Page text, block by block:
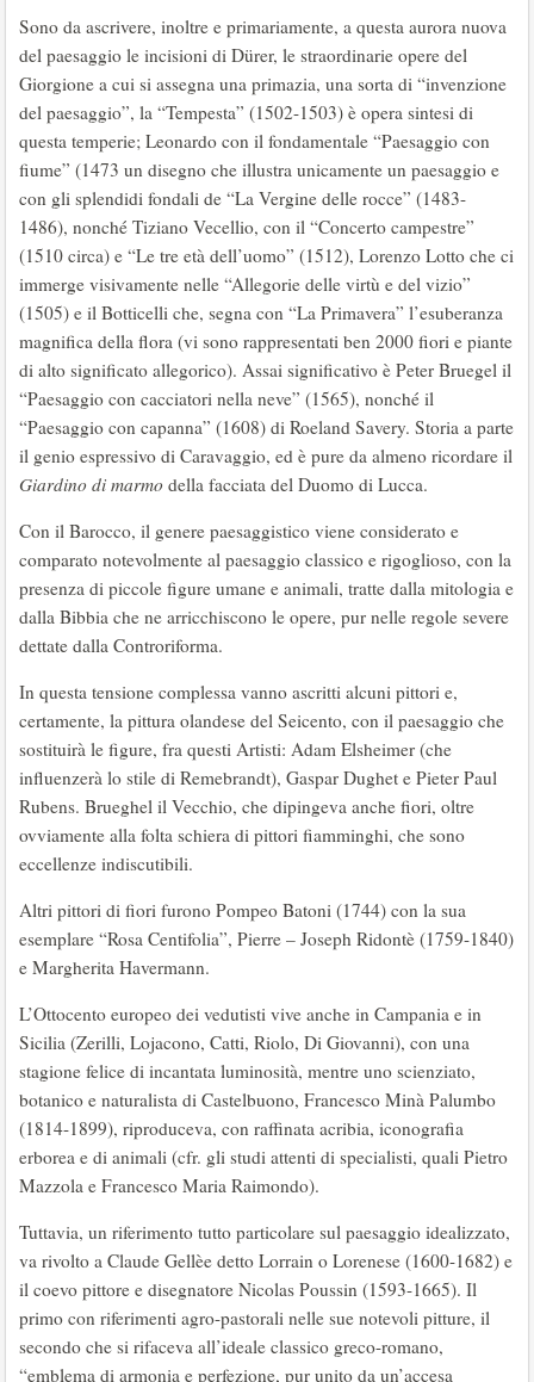
Sono da ascrivere, inoltre e primariamente, a questa aurora nuova
del paesaggio le incisioni di Dürer, le straordinarie opere del
Giorgione a cui si assegna una primazia, una sorta di “invenzione
del paesaggio”, la “Tempesta” (1502-1503) è opera sintesi di
questa temperie; Leonardo con il fondamentale “Paesaggio con
fiume” (1473 un disegno che illustra unicamente un paesaggio e
con gli splendidi fondali de “La Vergine delle rocce” (1483-
1486), nonché Tiziano Vecellio, con il “Concerto campestre”
(1510 circa) e “Le tre età dell’uomo” (1512), Lorenzo Lotto che ci
immerge visivamente nelle “Allegorie delle virtù e del vizio”
(1505) e il Botticelli che, segna con “La Primavera” l’esuberanza
magnifica della flora (vi sono rappresentati ben 2000 fiori e piante
di alto significato allegorico). Assai significativo è Peter Bruegel il
“Paesaggio con cacciatori nella neve” (1565), nonché il
“Paesaggio con capanna” (1608) di Roeland Savery. Storia a parte
il genio espressivo di Caravaggio, ed è pure da almeno ricordare il
Giardino di marmo della facciata del Duomo di Lucca.
Con il Barocco, il genere paesaggistico viene considerato e
comparato notevolmente al paesaggio classico e rigoglioso, con la
presenza di piccole figure umane e animali, tratte dalla mitologia e
dalla Bibbia che ne arricchiscono le opere, pur nelle regole severe
dettate dalla Controriforma.
In questa tensione complessa vanno ascritti alcuni pittori e,
certamente, la pittura olandese del Seicento, con il paesaggio che
sostituirà le figure, fra questi Artisti: Adam Elsheimer (che
influenzerà lo stile di Remebrandt), Gaspar Dughet e Pieter Paul
Rubens. Brueghel il Vecchio, che dipingeva anche fiori, oltre
ovviamente alla folta schiera di pittori fiamminghi, che sono
eccellenze indiscutibili.
Altri pittori di fiori furono Pompeo Batoni (1744) con la sua
esemplare “Rosa Centifolia”, Pierre – Joseph Ridontè (1759-1840)
e Margherita Havermann.
L’Ottocento europeo dei vedutisti vive anche in Campania e in
Sicilia (Zerilli, Lojacono, Catti, Riolo, Di Giovanni), con una
stagione felice di incantata luminosità, mentre uno scienziato,
botanico e naturalista di Castelbuono, Francesco Minà Palumbo
(1814-1899), riproduceva, con raffinata acribia, iconografia
erborea e di animali (cfr. gli studi attenti di specialisti, quali Pietro
Mazzola e Francesco Maria Raimondo).
Tuttavia, un riferimento tutto particolare sul paesaggio idealizzato,
va rivolto a Claude Gellèe detto Lorrain o Lorenese (1600-1682) e
il coevo pittore e disegnatore Nicolas Poussin (1593-1665). Il
primo con riferimenti agro-pastorali nelle sue notevoli pitture, il
secondo che si rifaceva all’ideale classico greco-romano,
“emblema di armonia e perfezione, pur unito da un’accesa